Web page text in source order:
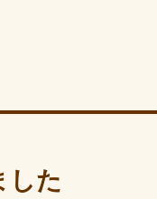
した